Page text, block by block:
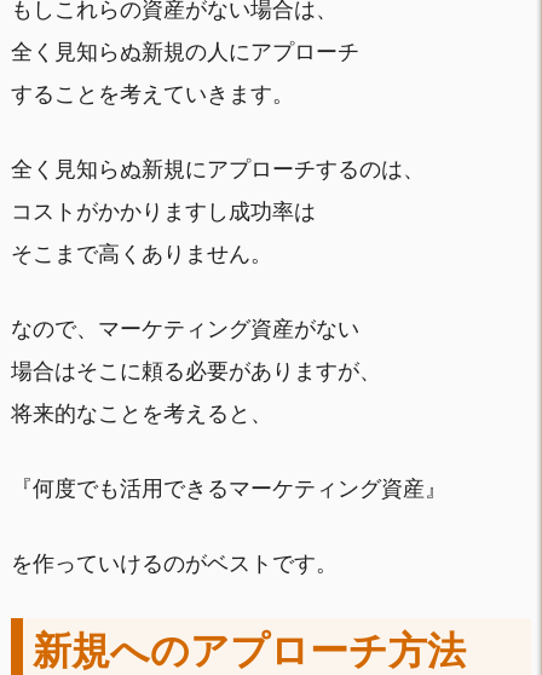
もしこれらの資産がない場合は、
全く見知らぬ新規の人にアプローチ
することを考えていきます。
全く見知らぬ新規にアプローチするのは、
コストがかかりますし成功率は
そこまで高くありません。
なので、マーケティング資産がない
場合はそこに頼る必要がありますが、
将来的なことを考えると、
『何度でも活用できるマーケティング資産』
を作っていけるのがベストです。
新規へのアプローチ方法